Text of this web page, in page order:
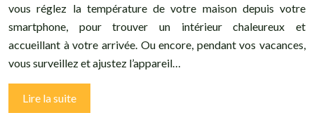
vous réglez la température de votre maison depuis votre
smartphone, pour trouver un intérieur chaleureux et
accueillant à votre arrivée. Ou encore, pendant vos vacances,
vous surveillez et ajustez l’appareil…
Lire la suite